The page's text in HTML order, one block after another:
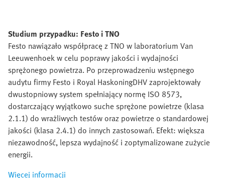
Studium przypadku: Festo i TNO
Festo nawiązało współpracę z TNO w laboratorium Van
Leeuwenhoek w celu poprawy jakości i wydajności
sprężonego powietrza. Po przeprowadzeniu wstępnego
audytu firmy Festo i Royal HaskoningDHV zaprojektowały
dwustopniowy system spełniający normę ISO 8573,
dostarczający wyjątkowo suche sprężone powietrze (klasa
2.1.1) do wrażliwych testów oraz powietrze o standardowej
jakości (klasa 2.4.1) do innych zastosowań. Efekt: większa
niezawodność, lepsza wydajność i zoptymalizowane zużycie
energii.
Więcej informacji